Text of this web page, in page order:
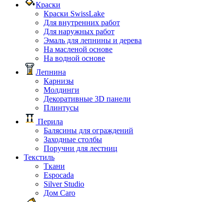
Краски
Краски SwissLake
Для внутренних работ
Для наружных работ
Эмаль для лепнины и дерева
На масленой основе
На водной основе
Лепнина
Карнизы
Молдинги
Декоративные 3D панели
Плинтусы
Перила
Балясины для ограждений
Заходные столбы
Поручни для лестниц
Текстиль
Ткани
Espocada
Silver Studio
Дом Caro